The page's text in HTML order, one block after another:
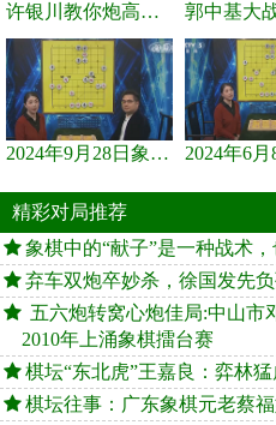
许银川教你炮高兵士象全如何赢士象全，简单四步即可
2024年9月28日象棋世界栏目，刘君、蒋川讲解了第九届杨官璘杯象棋...
精彩对局推荐
象棋中的“献子”是一种战术
弃车双炮卒妙杀，徐国发先
五六炮转窝心炮佳局:中山市
2010年上涌象棋擂台赛
棋坛“东北虎”王嘉良：弈林猛
棋坛往事：广东象棋元老蔡